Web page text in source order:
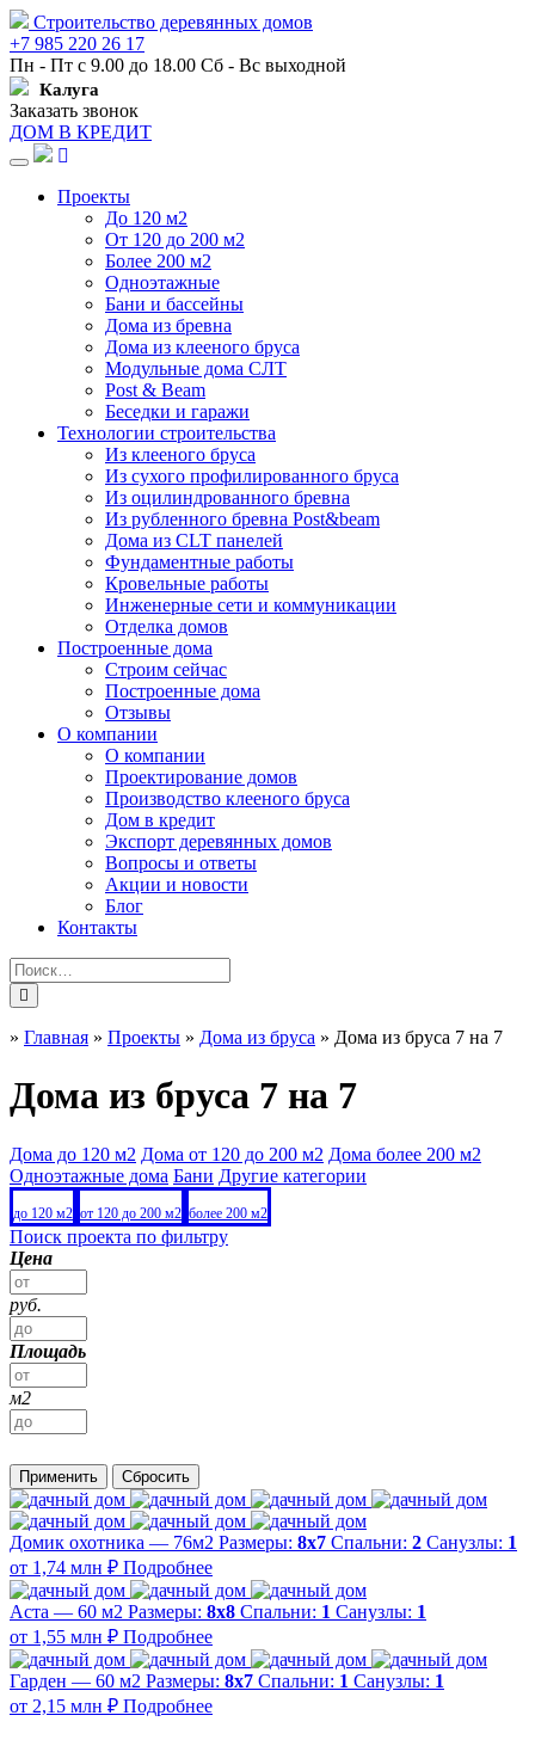
Строительство деревянных домов
+7 985 220 26 17
Пн - Пт с 9.00 до 18.00 Сб - Вс выходной
Калуга
Заказать звонок
ДОМ В КРЕДИТ
Навигация
Проекты
До 120 м2
От 120 до 200 м2
Более 200 м2
Одноэтажные
Бани и бассейны
Дома из бревна
Дома из клееного бруса
Модульные дома СЛТ
Post & Beam
Беседки и гаражи
Технологии строительства
Из клееного бруса
Из сухого профилированного бруса
Из оцилиндрованного бревна
Из рубленного бревна Post&beam
Дома из CLT панелей
Фундаментные работы
Кровельные работы
Инженерные сети и коммуникации
Отделка домов
Построенные дома
Строим сейчас
Построенные дома
Отзывы
О компании
О компании
Проектирование домов
Производство клееного бруса
Дом в кредит
Экспорт деревянных домов
Вопросы и ответы
Акции и новости
Блог
Контакты
» Главная » Проекты » Дома из бруса » Дома из бруса 7 на 7
Дома из бруса 7 на 7
Дома до 120 м2 Дома от 120 до 200 м2 Дома более 200 м2
Одноэтажные дома Бани Другие категории
до 120 м2 от 120 до 200 м2 более 200 м2
Поиск проекта по фильтру
Цена
руб.
Площадь
м2
Применить Сбросить
Домик охотника — 76м2 Размеры: 8х7 Спальни: 2 Санузлы: 1
от 1,74 млн ₽ Подробнее
Аста — 60 м2 Размеры: 8х8 Спальни: 1 Санузлы: 1
от 1,55 млн ₽ Подробнее
Гарден — 60 м2 Размеры: 8х7 Спальни: 1 Санузлы: 1
от 2,15 млн ₽ Подробнее